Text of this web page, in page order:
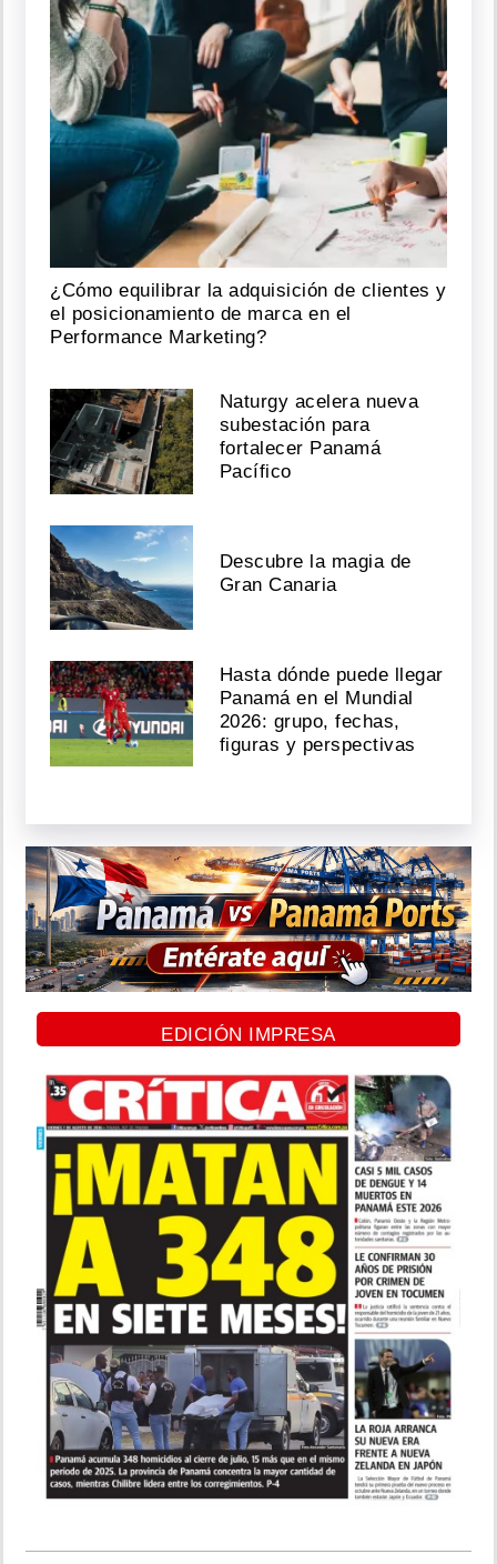
¿Cómo equilibrar la adquisición de clientes y
el posicionamiento de marca en el
Performance Marketing?
Naturgy acelera nueva
subestación para
fortalecer Panamá
Pacífico
Descubre la magia de
Gran Canaria
Hasta dónde puede llegar
Panamá en el Mundial
2026: grupo, fechas,
figuras y perspectivas
EDICIÓN IMPRESA